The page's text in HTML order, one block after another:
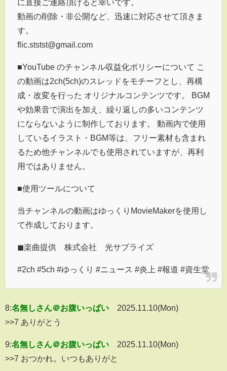
に直接ご連絡頂けると幸いです。
動画の削除・非公開など、迅速に対応させて頂きま
す。
flic.ststst@gmail.com
■YouTube のチャンネル収益化ポリシーについて こ
の動画は2ch(5ch)のスレッドをモチーフとし、再構
成・改変を行った オリジナルコンテンツです。 BGM
や効果音で演出を加え、繰り返しの多いコンテンツ
にならないように制作しております。 動画内で使用
しているイラスト・BGM等は、フリー素材も含まれ
るため他チャンネルでも使用されていますが、再利
用ではありません。
■使用ツールについて
当チャンネルの動画はゆっくりMovieMakerを使用し
て作成しております。
◼︎楽曲提供 株式会社 光サプライズ
#2ch #5ch #ゆっくり #ニュース #炎上 #報道 #資生堂
8:名無しさん＠お腹いっぱい
2025.11.10(Mon)
>>7 ありがとう
9:名無しさん＠お腹いっぱい
2025.11.10(Mon)
>>7 おつかれ。いつもありがと